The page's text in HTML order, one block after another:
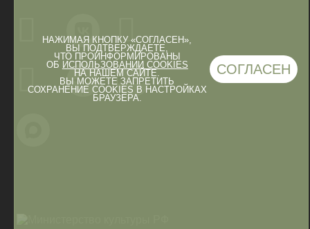
НАЖИМАЯ КНОПКУ «СОГЛАСЕН»,
ВЫ ПОДТВЕРЖДАЕТЕ,
ЧТО ПРОИНФОРМИРОВАНЫ
ОБ ИСПОЛЬЗОВАНИИ COOKIES
НА НАШЕМ САЙТЕ.
ВЫ МОЖЕТЕ ЗАПРЕТИТЬ
СОХРАНЕНИЕ COOKIES В НАСТРОЙКАХ
БРАУЗЕРА.
СОГЛАСЕН